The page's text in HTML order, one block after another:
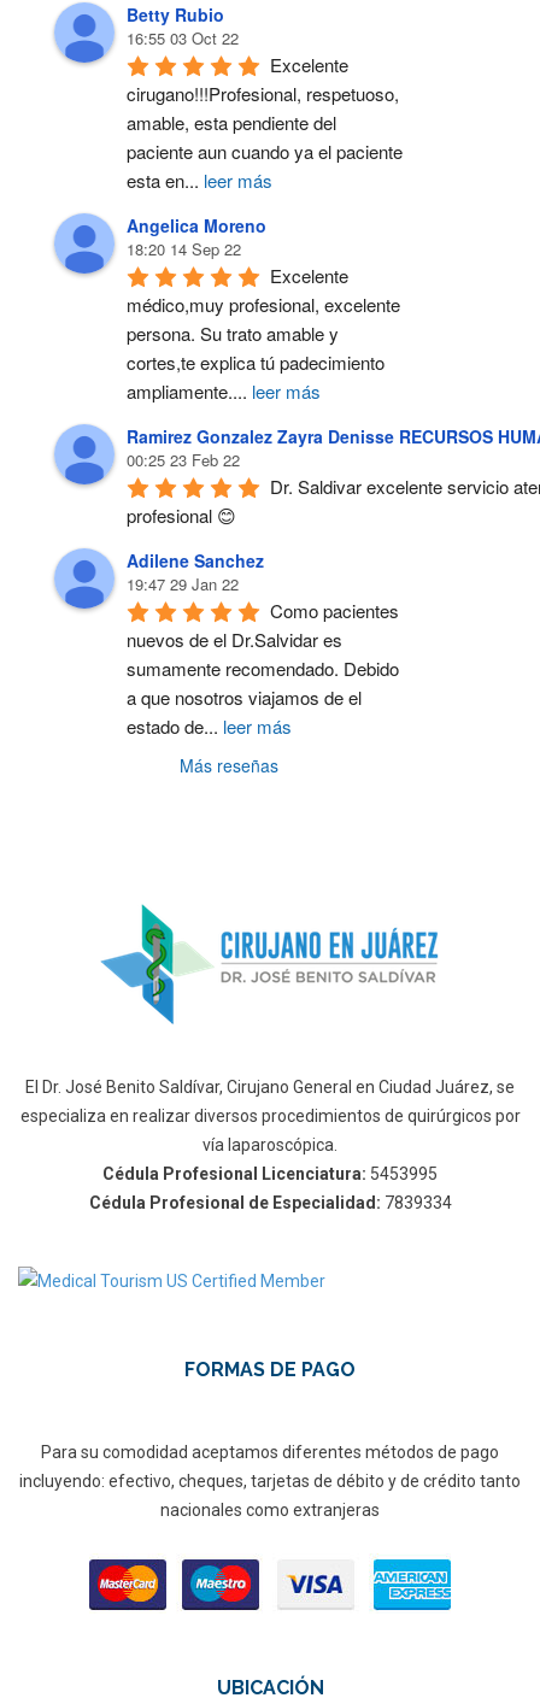
Betty Rubio
16:55 03 Oct 22
Excelente
cirugano!!!Profesional, respetuoso,
amable, esta pendiente del
paciente aun cuando ya el paciente
esta en... leer más
Angelica Moreno
18:20 14 Sep 22
Excelente
médico,muy profesional, excelente
persona. Su trato amable y
cortes,te explica tú padecimiento
ampliamente.... leer más
Ramirez Gonzalez Zayra Denisse RECURSOS
00:25 23 Feb 22
Dr. Saldivar excelente servicio
profesional 😊
Adilene Sanchez
19:47 29 Jan 22
Como pacientes
nuevos de el Dr.Salvidar es
sumamente recomendado. Debido
a que nosotros viajamos de el
estado de... leer más
Más reseñas
El Dr. José Benito Saldívar, Cirujano General en Ciudad Juárez, se
especializa en realizar diversos procedimientos de quirúrgicos por
vía laparoscópica.
Cédula Profesional Licenciatura: 5453995
Cédula Profesional de Especialidad: 7839334
FORMAS DE PAGO
Para su comodidad aceptamos diferentes métodos de pago
incluyendo: efectivo, cheques, tarjetas de débito y de crédito tanto
nacionales como extranjeras
UBICACIÓN